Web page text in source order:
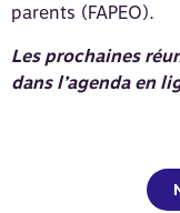
parents (FAPEO).
Les prochaines
dans l’agenda en